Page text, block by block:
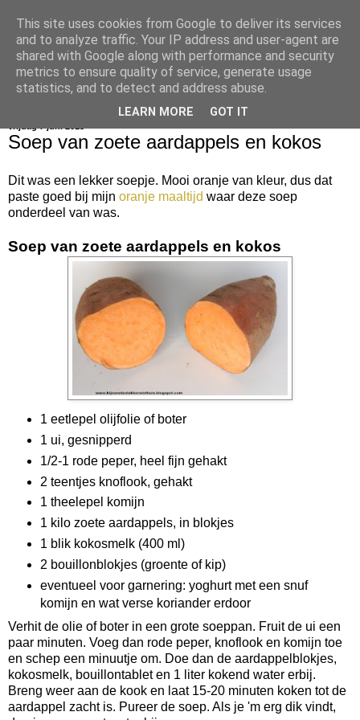
bijna net zo lekker als thuis
Soep van zoete aardappels en kokos
Dit was een lekker soepje. Mooi oranje van kleur, dus dat
paste goed bij mijn oranje maaltijd waar deze soep
onderdeel van was.
Soep van zoete aardappels en kokos
1 eetlepel olijfolie of boter
1 ui, gesnipperd
1/2-1 rode peper, heel fijn gehakt
2 teentjes knoflook, gehakt
1 theelepel komijn
1 kilo zoete aardappels, in blokjes
1 blik kokosmelk (400 ml)
2 bouillonblokjes (groente of kip)
eventueel voor garnering: yoghurt met een snuf
komijn en wat verse koriander erdoor
Verhit de olie of boter in een grote soeppan. Fruit de ui een
paar minuten. Voeg dan rode peper, knoflook en komijn toe
en schep een minuutje om. Doe dan de aardappelblokjes,
kokosmelk, bouillontablet en 1 liter kokend water erbij.
Breng weer aan de kook en laat 15-20 minuten koken tot de
aardappel zacht is. Pureer de soep. Als je 'm erg dik vindt,
This site uses cookies from Google to deliver its services
and to analyze traffic. Your IP address and user-agent are
shared with Google along with performance and security
metrics to ensure quality of service, generate usage
statistics, and to detect and address abuse.
LEARN MORE GOT IT